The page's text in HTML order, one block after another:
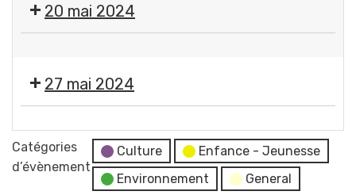
des
services
20 mai 2024
des
services
municipaux
27 mai 2024
France
Services
Catégories
d’évènement
Culture
Enfance - Jeunesse
Environnement
General